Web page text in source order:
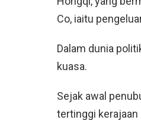
Co, iaitu
Dalam dunia
kuasa.
Sejak awal
tertinggi kerajaan